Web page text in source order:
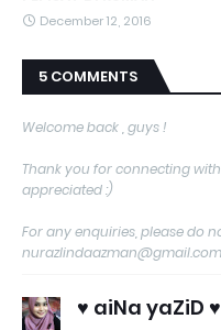
December 12, 2016
5 COMMENTS
Welcome back , guys !
Thank you for connecting
appreciated :)
For any enquiries, please do
nurazlindaazman@gmail.com
♥ aiNa yaZiD ♥